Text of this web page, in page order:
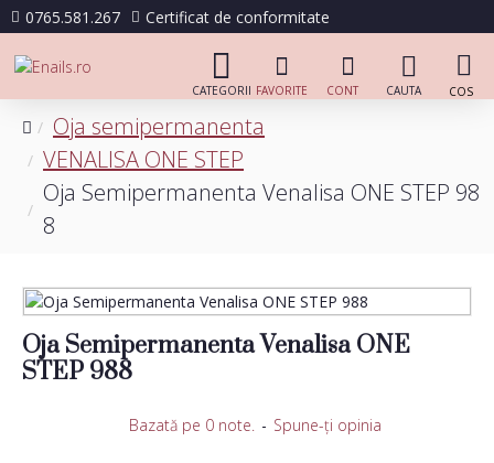
0765.581.267 Certificat de conformitate
Oja semipermanenta
VENALISA ONE STEP
Oja Semipermanenta Venalisa ONE STEP 98
8
Oja Semipermanenta Venalisa ONE
STEP 988
Bazată pe 0 note. - Spune-ţi opinia